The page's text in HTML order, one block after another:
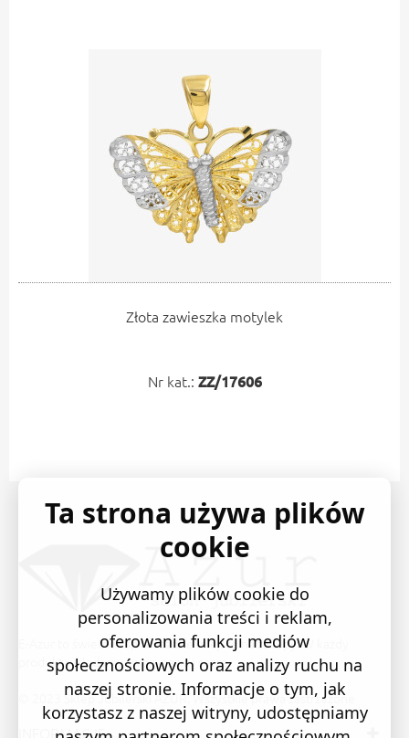
Złota zawieszka motylek
Nr kat.: ZZ/17606
E-Azur to świetne i sprawdzone miejsce na zakupy. W każdy
produkt wkładamy swoją pasję i serce.
© 2023 Sklep Jubilerski AZUR. Wszystkie prawa zastrzeżone
INFORMACJE
Ta strona używa plików
cookie
Używamy plików cookie do
personalizowania treści i reklam,
oferowania funkcji mediów
społecznościowych oraz analizy ruchu na
naszej stronie. Informacje o tym, jak
korzystasz z naszej witryny, udostępniamy